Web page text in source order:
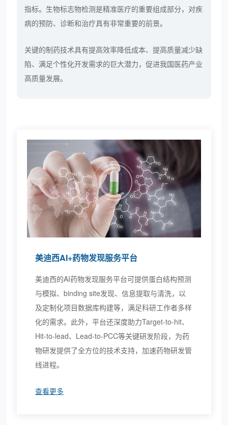
指标。生物标志物检测是精准医疗的重要组成部分，对疾
病的预防、诊断和治疗具有非常重要的前景。
关键的制药技术具有提高效率降低成本、提高质量减少缺
陷、满足个性化开发需求的巨大潜力，促进我国医药产业
高质量发展。
美迪西AI+药物发现服务平台
美迪西的AI药物发现服务平台可提供蛋白结构预测
与模拟、binding site发现、信息提取与清洗，以
及定制化项目数据库构建等，满足科研工作者多样
化的需求。此外，平台还深度助力Target-to-hit、
Hit-to-lead、Lead-to-PCC等关键研发阶段，为药
物研发提供了全方位的技术支持，加速药物研发管
线进程。
查看更多